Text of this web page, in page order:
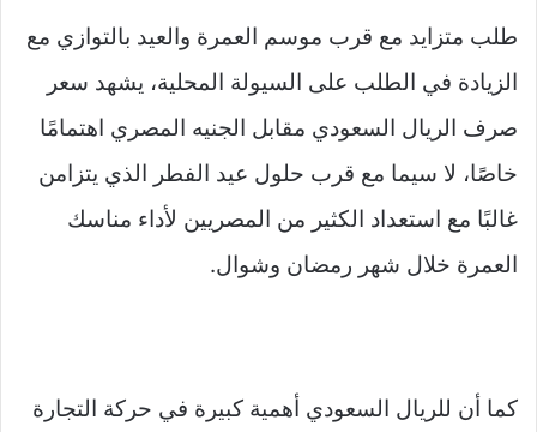
طلب متزايد مع قرب موسم العمرة والعيد بالتوازي مع
الزيادة في الطلب على السيولة المحلية، يشهد سعر
صرف الريال السعودي مقابل الجنيه المصري اهتمامًا
خاصًا، لا سيما مع قرب حلول عيد الفطر الذي يتزامن
غالبًا مع استعداد الكثير من المصريين لأداء مناسك
العمرة خلال شهر رمضان وشوال.
كما أن للريال السعودي أهمية كبيرة في حركة التجارة